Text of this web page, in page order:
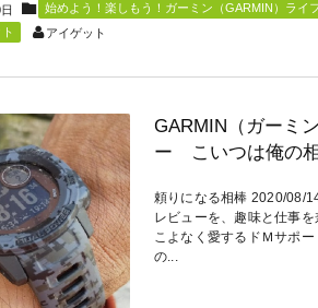
始めよう！楽しもう！ガーミン（GARMIN）ライ
アイゲット
GARMIN（ガーミ
ー こいつは俺の
頼りになる相棒 2020/08/
レビューを、趣味と仕事
こよなく愛するドＭサポ
の...